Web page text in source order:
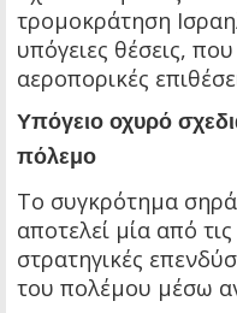
τρομοκράτηση
υπόγειες θέσεις,
αεροπορικές
Υπόγειο οχυρό
πόλεμο
Το συγκρότημα
αποτελεί μία από
στρατηγικές
του πολέμου μέσω